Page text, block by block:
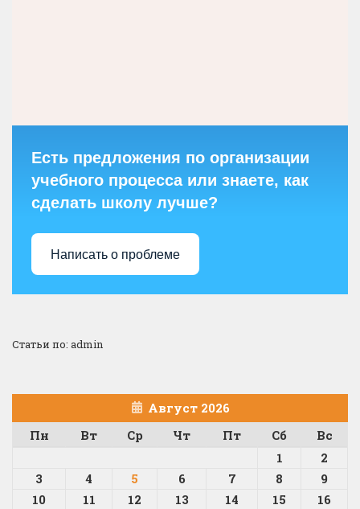
Есть предложения по организации
учебного процесса или знаете, как
сделать школу лучше?
Написать о проблеме
Статьи по: admin
Август 2026
Пн
Вт Ср Чт Пт Сб
Вс
1
2
3
4 5 6 7 8
9
10
11 12 13 14 15
16